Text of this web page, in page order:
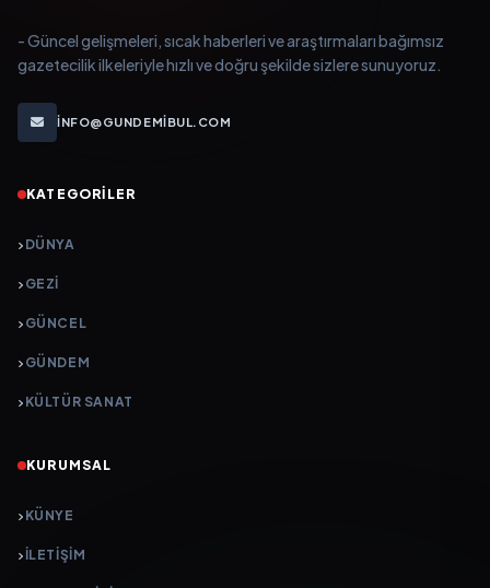
- Güncel gelişmeleri, sıcak haberleri ve araştırmaları bağımsız
gazetecilik ilkeleriyle hızlı ve doğru şekilde sizlere sunuyoruz.
INFO@GUNDEMIBUL.COM
KATEGORILER
DÜNYA
GEZI
GÜNCEL
GÜNDEM
KÜLTÜR SANAT
KURUMSAL
KÜNYE
İLETIŞIM